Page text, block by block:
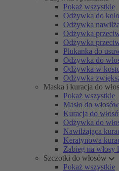
Pokaż wszystkie
Odżywka do
Odżywka
Odżywka
Odżywka
Płukanka do
Odżywka do
Odżywka w
Odżywka
Maska i kuracja do
Pokaż wszystkie
Masło do włosów
Kuracja do
Odżywka do
Nawilżająca
Keratynowa
Zabieg na włosy
Szczotki do włosów
Pokaż wszystkie